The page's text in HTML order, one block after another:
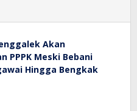
Akan
PPPK Meski Bebani
Hingga Bengkak